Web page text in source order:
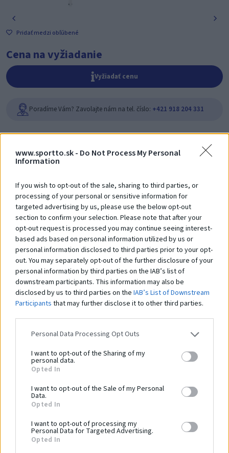
www.sportto.sk - Do Not Process My Personal
Information
If you wish to opt-out of the sale, sharing to third parties, or
processing of your personal or sensitive information for
targeted advertising by us, please use the below opt-out
section to confirm your selection. Please note that after your
opt-out request is processed you may continue seeing interest-
based ads based on personal information utilized by us or
personal information disclosed to third parties prior to your opt-
out. You may separately opt-out of the further disclosure of your
personal information by third parties on the IAB’s list of
downstream participants. This information may also be
disclosed by us to third parties on the IAB’s List of Downstream
Participants that may further disclose it to other third parties.
Personal Data Processing Opt Outs
I want to opt-out of the Sharing of my
personal data.
Opted In
I want to opt-out of the Sale of my Personal
Data.
Opted In
I want to opt-out of processing my
Personal Data for Targeted Advertising.
Opted In
Pridať medzi obľúbené
Cena na vyžiadanie
Vyžiadať cenu
Poradíme Vám? Zavolajte nám na tel. číslo: +421 918 204 331
Zákazníci sitiež zakúpili
Zostava 06.51.17
Na dopyt
Čo robí tentoprodukt
výnimočným?
Bezpečnostná norma:
Kapacita:
0 osôb
Dĺžka zariadenia:
Šírka zariadenia:
0 cm
Výška zariadenia:
0 cm
Výška voľného pádu: